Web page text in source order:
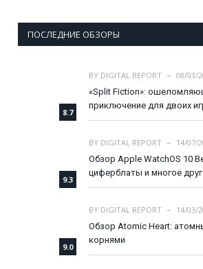
ПОСЛЕДНИЕ ОБЗОРЫ
8.7
BY DIGITAL REPORT
08/03/
«Split Fiction»:
приключение для двоих
9.3
BY DIGITAL REPORT
14/07/
Обзор Apple WatchOS 10
циферблаты и многое
9.0
BY DIGITAL REPORT
14/03/
Обзор Atomic Heart:
корнями